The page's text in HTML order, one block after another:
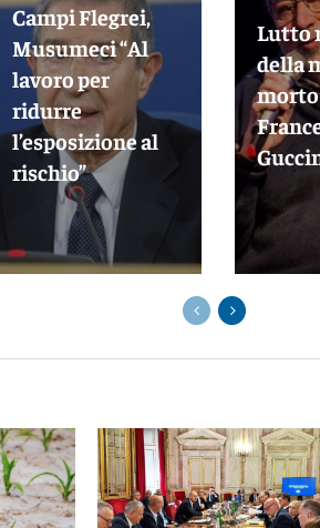
Campi Flegrei,
Musumeci “Al
lavoro per
ridurre
l’esposizione al
rischio”
Lutto
della
morto